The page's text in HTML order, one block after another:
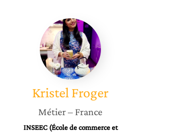
Kristel
Froger
Kristel Froger
Métier– France
INSEEC (École de commerce et